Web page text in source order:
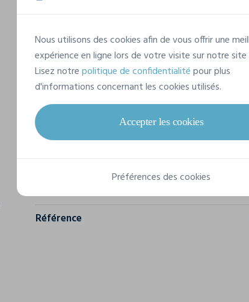
23,18 € TTC
Soit un total de
Référence
Nous utilisons des cookies afin de vous offrir une
expérience en ligne lors de votre visite sur notre
Lisez notrepolitique de confidentialitépour plus
d'informations concernant les cookies utilisés.
Accepter les cookies
Préférences des cookies